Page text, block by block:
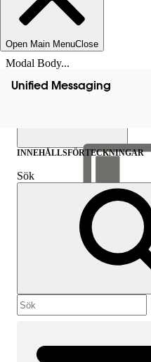
Open Main MenuClose
Modal Body...
Unified Messaging
Visa
innehållsförteckning
Innehållsförteckningar
INNEHÅLLSFÖRTECKNINGAR
Sök